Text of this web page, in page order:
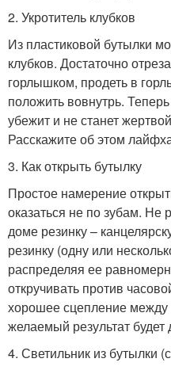
2. Укротитель клубков
Из пластиковой бутылки
клубков. Достаточно
горлышком, продеть в
положить вовнутрь.
убежит и не станет
Расскажите об этом
3. Как открыть бутылку
Простое намерение
оказаться не по зубам. Не
доме резинку –
резинку (одну или
распределяя ее
откручивать против
хорошее сцепление между
желаемый результат будет
4. Светильник из бутылки